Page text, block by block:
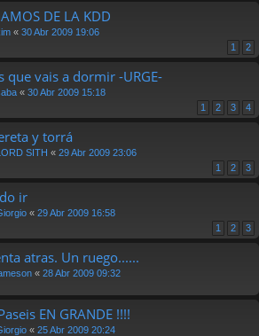
DE LA KDD
« 30 Abr 2009 19:06
1 2
que vais a dormir -URGE-
« 30 Abr 2009 15:18
1 2 3 4
y torrá
SITH « 29 Abr 2009 23:06
1 2 3
ir
« 29 Abr 2009 16:58
1 2 3
atras. Un ruego......
« 28 Abr 2009 09:32
EN GRANDE !!!!
« 25 Abr 2009 20:24